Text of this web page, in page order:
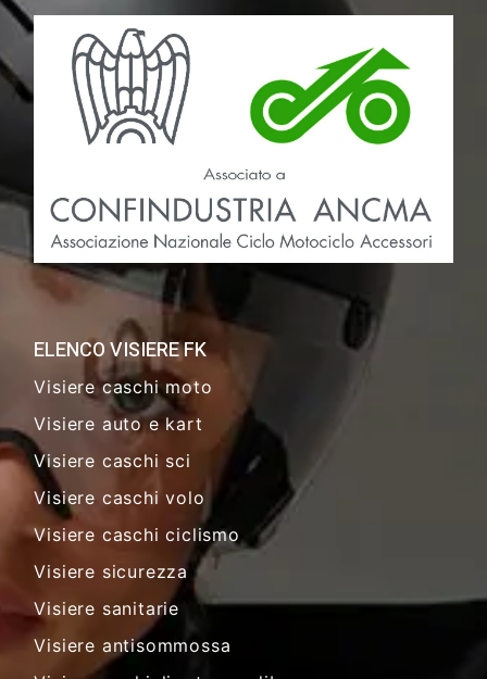
ELENCO VISIERE FK
Visiere caschi moto
Visiere auto e kart
Visiere caschi sci
Visiere caschi volo
Visiere caschi ciclismo
Visiere sicurezza
Visiere sanitarie
Visiere antisommossa